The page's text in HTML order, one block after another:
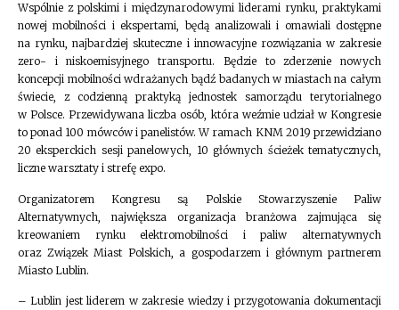
Wspólnie z polskimi i międzynarodowymi liderami rynku, praktykami
nowej mobilności i ekspertami, będą analizowali i omawiali dostępne
na rynku, najbardziej skuteczne i innowacyjne rozwiązania w zakresie
zero- i niskoemisyjnego transportu. Będzie to zderzenie nowych
koncepcji mobilności wdrażanych bądź badanych w miastach na całym
świecie, z codzienną praktyką jednostek samorządu terytorialnego
w Polsce. Przewidywana liczba osób, która weźmie udział w Kongresie
to ponad 100 mówców i panelistów. W ramach KNM 2019 przewidziano
20 eksperckich sesji panelowych, 10 głównych ścieżek tematycznych,
liczne warsztaty i strefę expo.
Organizatorem Kongresu są Polskie Stowarzyszenie Paliw
Alternatywnych, największa organizacja branżowa zajmująca się
kreowaniem rynku elektromobilności i paliw alternatywnych
oraz Związek Miast Polskich, a gospodarzem i głównym partnerem
Miasto Lublin.
– Lublin jest liderem w zakresie wiedzy i przygotowania dokumentacji